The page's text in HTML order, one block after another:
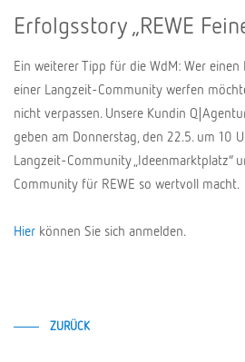
Erfolgsstory „REWE
Ein weiterer Tipp für die WdM: Wer einen
einer Langzeit-Community werfen
nicht verpassen. Unsere Kundin
geben am Donnerstag, den 22.5. um 10
Langzeit-Community „Ideenmarktplatz“
Community für REWE so wertvoll macht.
Hier können Sie sich anmelden.
ZURÜCK